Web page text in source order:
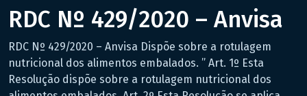
RDC Nº 429/2020 – Anvisa
RDC Nº 429/2020 – Anvisa Dispõe sobre a rotulagem
nutricional dos alimentos embalados. ” Art. 1º Esta
Resolução dispõe sobre a rotulagem nutricional dos